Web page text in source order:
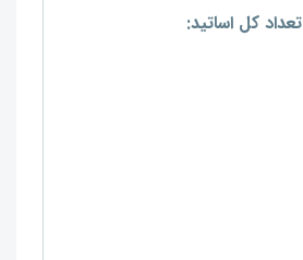
تعداد کل اساتید: